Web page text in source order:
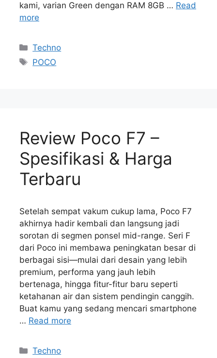
kami, varian Green dengan RAM 8GB … Read
more
Kategori
Techno
Tag
POCO
Review Poco F7 –
Spesifikasi & Harga
Terbaru
Setelah sempat vakum cukup lama, Poco F7
akhirnya hadir kembali dan langsung jadi
sorotan di segmen ponsel mid-range. Seri F
dari Poco ini membawa peningkatan besar di
berbagai sisi—mulai dari desain yang lebih
premium, performa yang jauh lebih
bertenaga, hingga fitur-fitur baru seperti
ketahanan air dan sistem pendingin canggih.
Buat kamu yang sedang mencari smartphone
… Read more
Kategori
Techno